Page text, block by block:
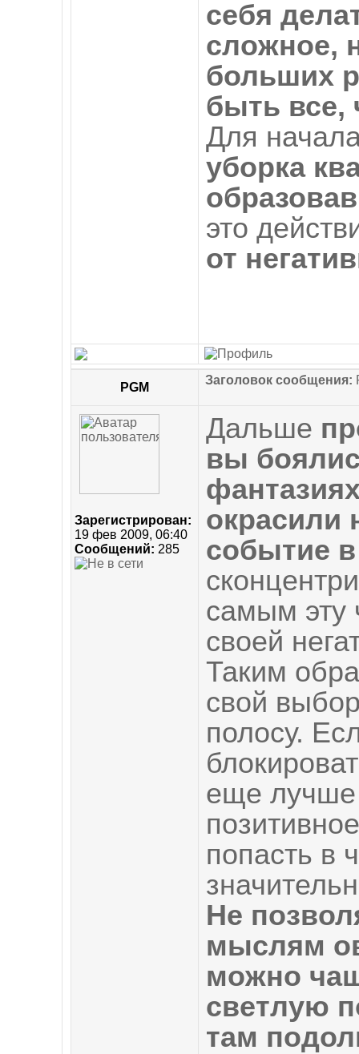
себя
сложное,
больших
быть все,
Для
уборка
это
от
PGM
Заголовок сообщения:
Зарегистрирован:
19 фев 2009, 06:40
Сообщений: 285
Дальше
вы
окрасили
событие
самым эту
своей
Таким
свой
полосу.
еще лучше
попасть в
Не
мыслям
можно
светлую
там